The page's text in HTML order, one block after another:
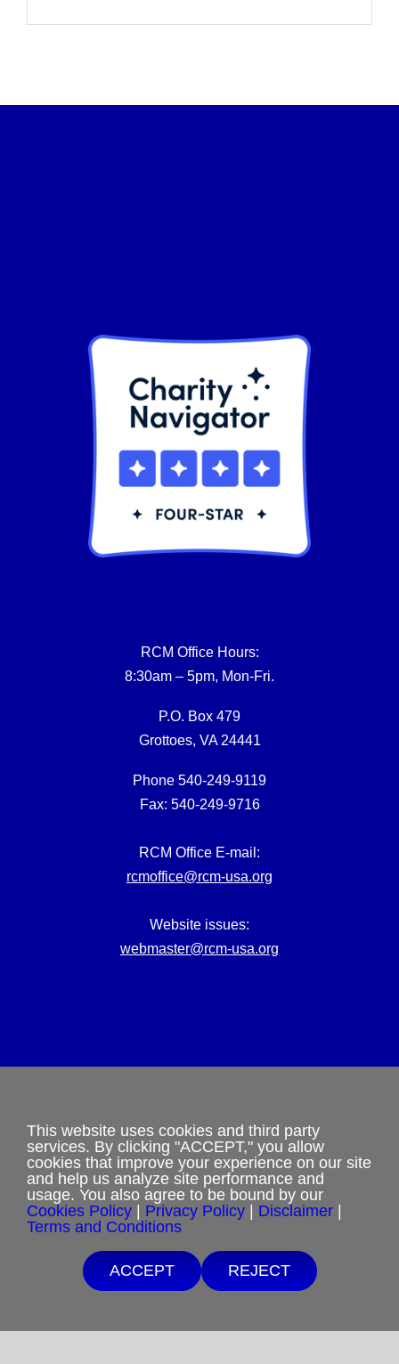
RCM Office Hours:
8:30am – 5pm, Mon-Fri.
P.O. Box 479
Grottoes, VA 24441
Phone 540-249-9119
Fax: 540-249-9716
RCM Office E-mail:
rcmoffice@rcm-usa.org
Website issues:
webmaster@rcm-usa.org
Terms and Conditions
Cookies Policy
Shipping & Refund Policy
Sitemap
Free Shipping with $15 minimum order.
This website uses cookies and third party
services. By clicking "ACCEPT," you allow
cookies that improve your experience on our site
and help us analyze site performance and
usage. You also agree to be bound by our
Cookies Policy | Privacy Policy | Disclaimer |
Terms and Conditions
ACCEPT REJECT